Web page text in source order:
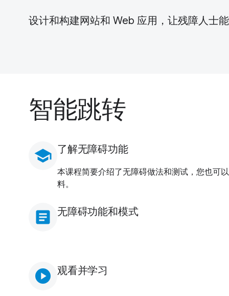
设计和构建网站和 Web 应用，让残障人士
智能跳转
school 了解无障碍功能
本课程简要介绍了无障碍做法和测试，您也可
料。
article 无障碍功能和模式
play_circle 观看并学习